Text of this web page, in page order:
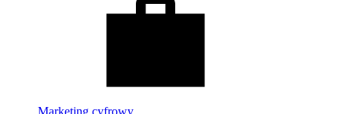
Marketing cyfrowy